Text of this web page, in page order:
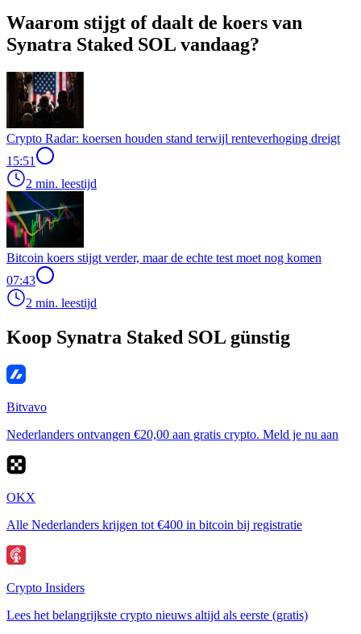
Waarom stijgt of daalt de koers van
Synatra Staked SOL vandaag?
Crypto Radar: koersen houden stand terwijl renteverhoging dreigt
15:51
2 min. leestijd
Bitcoin koers stijgt verder, maar de echte test moet nog komen
07:43
2 min. leestijd
Koop Synatra Staked SOL günstig
Bitvavo
Nederlanders ontvangen €20,00 aan gratis crypto. Meld je nu aan
OKX
Alle Nederlanders krijgen tot €400 in bitcoin bij registratie
Crypto Insiders
Lees het belangrijkste crypto nieuws altijd als eerste (gratis)